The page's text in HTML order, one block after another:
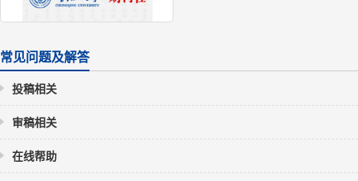
常见问题及解答
投稿相关
审稿相关
在线帮助